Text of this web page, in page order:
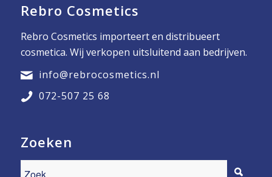
Rebro Cosmetics
Rebro Cosmetics importeert en distribueert
cosmetica. Wij verkopen uitsluitend aan bedrijven.
info@rebrocosmetics.nl
072-507 25 68
Zoeken